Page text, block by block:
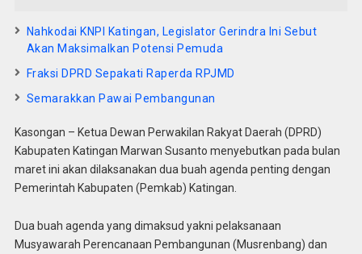
Nahkodai KNPI Katingan, Legislator Gerindra Ini Sebut
Akan Maksimalkan Potensi Pemuda
Fraksi DPRD Sepakati Raperda RPJMD
Semarakkan Pawai Pembangunan
Kasongan – Ketua Dewan Perwakilan Rakyat Daerah (DPRD)
Kabupaten Katingan Marwan Susanto menyebutkan pada bulan
maret ini akan dilaksanakan dua buah agenda penting dengan
Pemerintah Kabupaten (Pemkab) Katingan.
Dua buah agenda yang dimaksud yakni pelaksanaan
Musyawarah Perencanaan Pembangunan (Musrenbang) dan